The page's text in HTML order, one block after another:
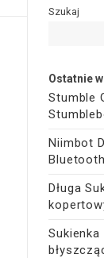
Szukaj
Ostatnie
Stumble
Niimbot
Długa